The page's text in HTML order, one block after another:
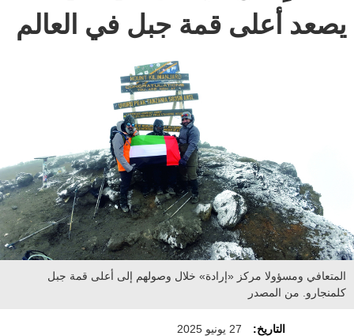
يصعد أعلى قمة جبل في العالم
المتعافي ومسؤولا مركز «إرادة» خلال وصولهم إلى أعلى قمة جبل
كلمنجارو. من المصدر
التاريخ: 27 يونيو 2025